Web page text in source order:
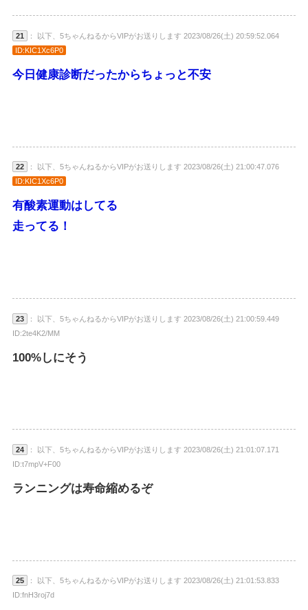
21
： 以下、5ちゃんねるからVIPがお送りします 2023/08/26(土) 20:59:52.064
ID:KIC1Xc6P0
今日健康診断だったからちょっと不安
22
： 以下、5ちゃんねるからVIPがお送りします 2023/08/26(土) 21:00:47.076
ID:KIC1Xc6P0
有酸素運動はしてる
走ってる！
23
： 以下、5ちゃんねるからVIPがお送りします 2023/08/26(土) 21:00:59.449
ID:2te4K2/MM
100%しにそう
24
： 以下、5ちゃんねるからVIPがお送りします 2023/08/26(土) 21:01:07.171
ID:t7mpV+F00
ランニングは寿命縮めるぞ
25
： 以下、5ちゃんねるからVIPがお送りします 2023/08/26(土) 21:01:53.833
ID:fnH3roj7d